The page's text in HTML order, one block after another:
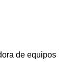
de equipos